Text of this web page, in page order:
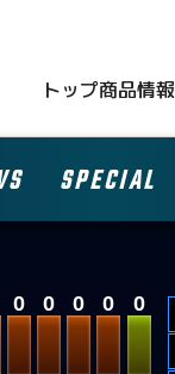
トップ商品情報
SPECIAL
0 0 0 0 0